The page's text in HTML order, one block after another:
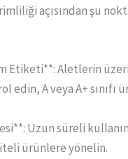
açısından şu
Etiketi**: Aletlerin
A veya A+ sınıfı
Uzun süreli
ürünlere yönelin.